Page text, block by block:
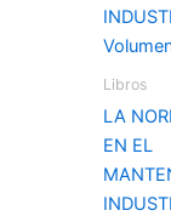
Libros
LA
EN EL